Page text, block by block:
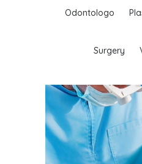
Odontologo
Surgery
casos